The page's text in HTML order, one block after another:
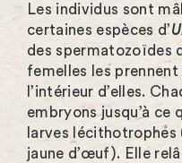
Les individus sont
certaines espèces d’
des spermatozoïdes
femelles les
l’intérieur d’elles.
embryons jusqu’à ce
larves lécithotrophes
jaune d’œuf). Elle